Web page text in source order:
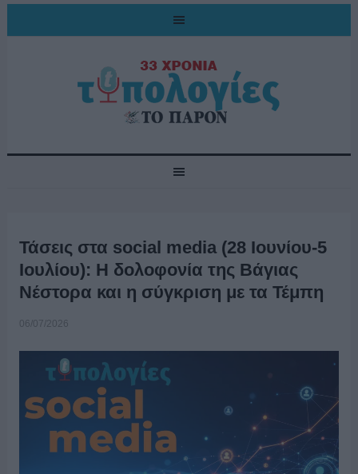
Τάσεις στα social media (28 Ιουνίου-5
Ιουλίου): Η δολοφονία της Βάγιας
Νέστορα και η σύγκριση με τα Τέμπη
06/07/2026